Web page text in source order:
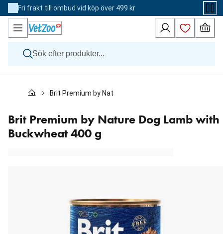
Skip
to
Content
Fri frakt till ombud vid köp över 499 kr
Katt
Veterinärfoder
Varumärken
Nyheter
Brit Premium by Nature Dog Lamb with Buckwheat
Brit Premium by Nature Dog Lamb with
Buckwheat 400 g